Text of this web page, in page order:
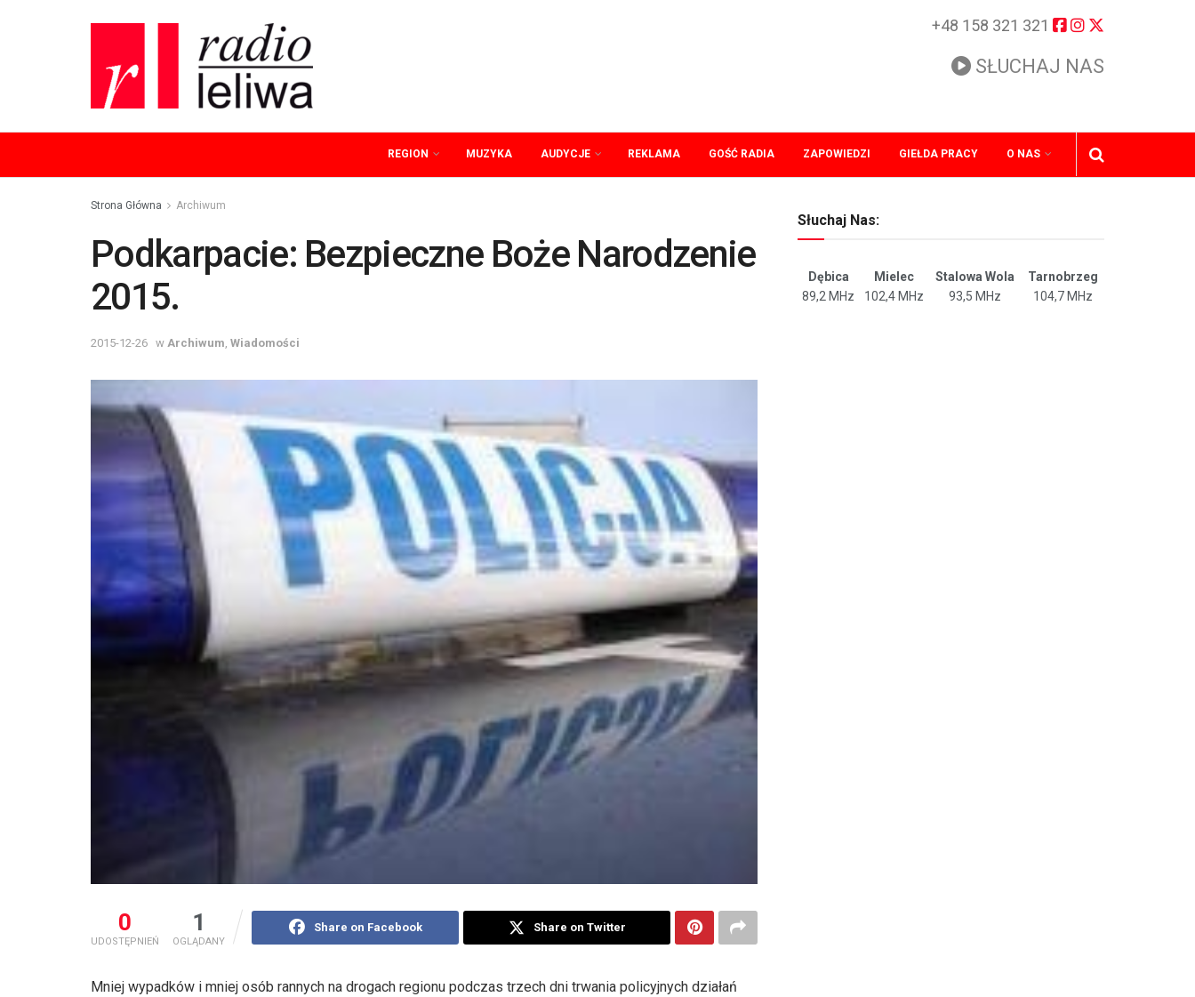
+48 158 321 321
SŁUCHAJ NAS
REGION MUZYKA AUDYCJE REKLAMA GOŚĆ RADIA ZAPOWIEDZI GIEŁDA PRACY O NAS
Strona Główna Archiwum
Podkarpacie: Bezpieczne Boże Narodzenie
2015.
2015-12-26 w Archiwum Wiadomości
0
UDOSTĘPNIEŃ
1
OGLĄDANY
Share on Facebook Share on Twitter
Mniej wypadków i mniej osób rannych na drogach regionu podczas trzech dni trwania policyjnych działań
Słuchaj Nas:
Dębica Mielec Stalowa Wola
Tarnobrzeg
89,2 MHz
102,4 MHz 93,5 MHz 104,7 MHz